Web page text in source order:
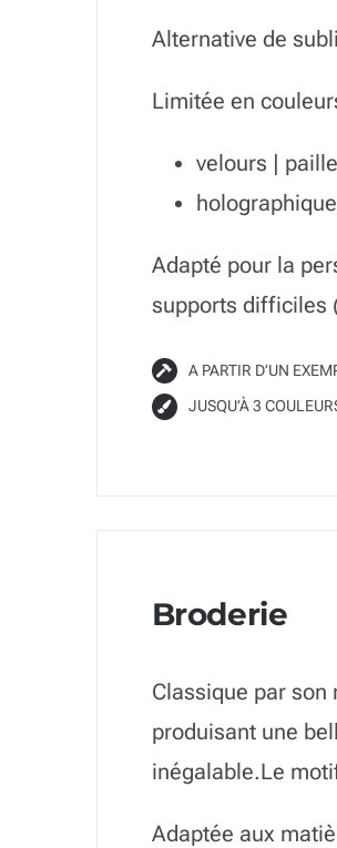
Alternative de
Limitée en
velours |
Adapté pour la
supports difficiles
A PARTIR D’UN
JUSQU’À 3
Broderie
Classique par
produisant une
inégalable.Le
Adaptée aux